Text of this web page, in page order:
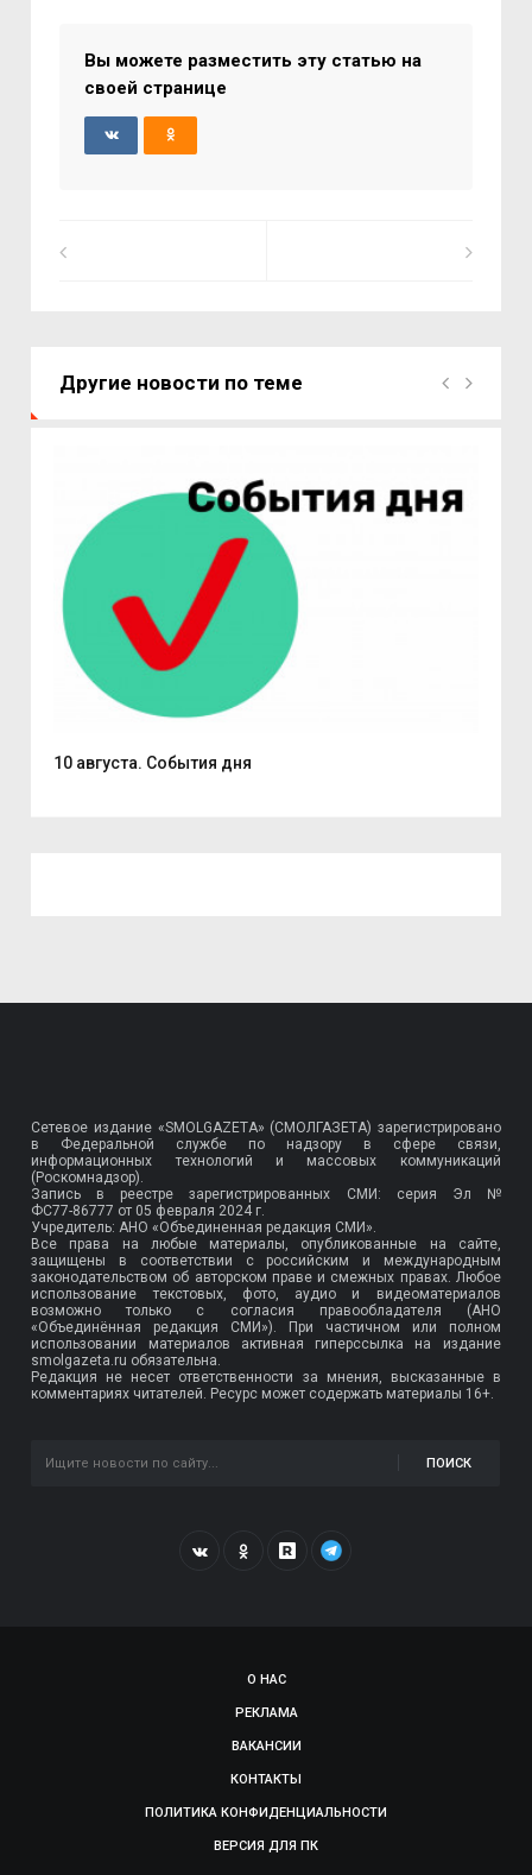
Вы можете разместить эту статью на
своей странице
Другие новости по теме
10 августа. События дня
Сетевое издание «SMOLGAZETA» (СМОЛГАЗЕТА) зарегистрировано
в Федеральной службе по надзору в сфере связи,
информационных технологий и массовых коммуникаций
(Роскомнадзор).
Запись в реестре зарегистрированных СМИ: серия Эл №
ФС77-86777 от 05 февраля 2024 г.
Учредитель: АНО «Объединенная редакция СМИ».
Все права на любые материалы, опубликованные на сайте,
защищены в соответствии с российским и международным
законодательством об авторском праве и смежных правах. Любое
использование текстовых, фото, аудио и видеоматериалов
возможно только с согласия правообладателя (АНО
«Объединённая редакция СМИ»). При частичном или полном
использовании материалов активная гиперссылка на издание
smolgazeta.ru обязательна.
Редакция не несет ответственности за мнения, высказанные в
комментариях читателей. Ресурс может содержать материалы 16+.
ПОИСК
О НАС
РЕКЛАМА
ВАКАНСИИ
КОНТАКТЫ
ПОЛИТИКА КОНФИДЕНЦИАЛЬНОСТИ
ВЕРСИЯ ДЛЯ ПК